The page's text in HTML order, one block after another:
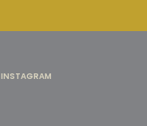
INSTAGRAM